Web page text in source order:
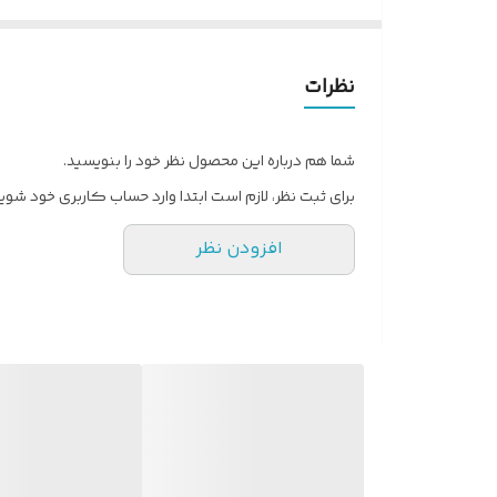
نظرات
شما هم درباره این محصول نظر خود را بنویسید.
برای ثبت نظر، لازم است ابتدا وارد حساب کاربری خود
افزودن نظر